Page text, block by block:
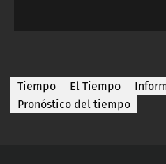
Tiempo El Tiempo
Pronóstico del tiempo